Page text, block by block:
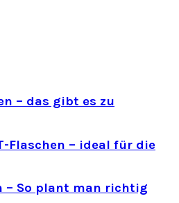
– das gibt es zu
Flaschen – ideal für die
– So plant man richtig